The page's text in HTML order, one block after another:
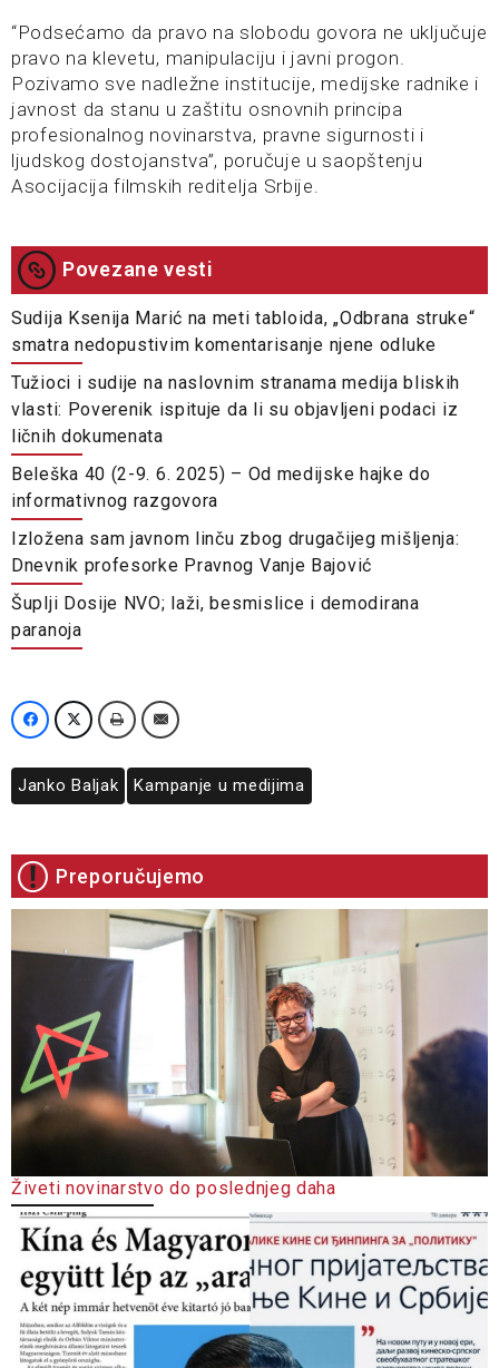
“Podsećamo da pravo na slobodu govora ne uključuje
pravo na klevetu, manipulaciju i javni progon.
Pozivamo sve nadležne institucije, medijske radnike i
javnost da stanu u zaštitu osnovnih principa
profesionalnog novinarstva, pravne sigurnosti i
ljudskog dostojanstva”, poručuje u saopštenju
Asocijacija filmskih reditelja Srbije.
Povezane vesti
Sudija Ksenija Marić na meti tabloida, „Odbrana struke“
smatra nedopustivim komentarisanje njene odluke
Tužioci i sudije na naslovnim stranama medija bliskih
vlasti: Poverenik ispituje da li su objavljeni podaci iz
ličnih dokumenata
Beleška 40 (2-9. 6. 2025) – Od medijske hajke do
informativnog razgovora
Izložena sam javnom linču zbog drugačijeg mišljenja:
Dnevnik profesorke Pravnog Vanje Bajović
Šuplji Dosije NVO; laži, besmislice i demodirana
paranoja
Janko Baljak Kampanje u medijima
Preporučujemo
Živeti novinarstvo do poslednjeg daha